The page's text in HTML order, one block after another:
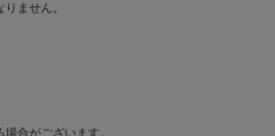
ません。
合がございます。